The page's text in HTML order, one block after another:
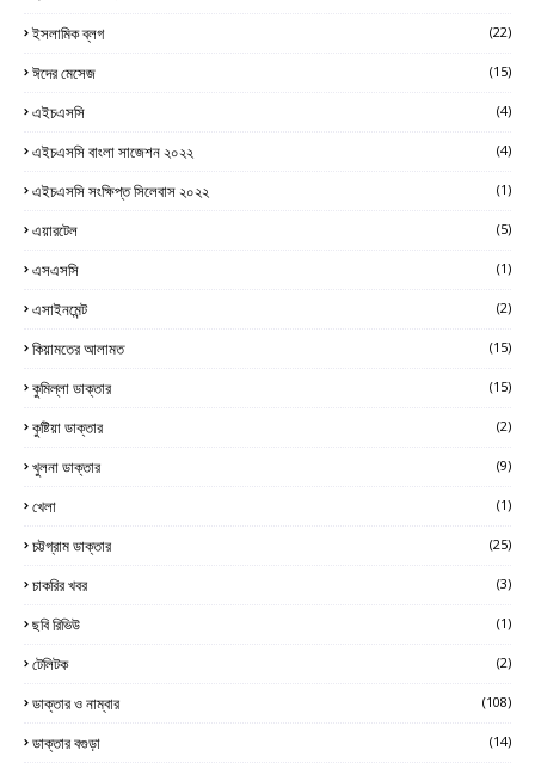
ইসলামিক ব্লগ (22)
ঈদের মেসেজ (15)
এইচএসসি (4)
এইচএসসি বাংলা সাজেশন ২০২২ (4)
এইচএসসি সংক্ষিপ্ত সিলেবাস ২০২২ (1)
এয়ারটেল (5)
এসএসসি (1)
এসাইনমেন্ট (2)
কিয়ামতের আলামত (15)
কুমিল্লা ডাক্তার (15)
কুষ্টিয়া ডাক্তার (2)
খুলনা ডাক্তার (9)
খেলা (1)
চট্টগ্রাম ডাক্তার (25)
চাকরির খবর (3)
ছবি রিভিউ (1)
টেলিটক (2)
ডাক্তার ও নাম্বার (108)
ডাক্তার বগুড়া (14)